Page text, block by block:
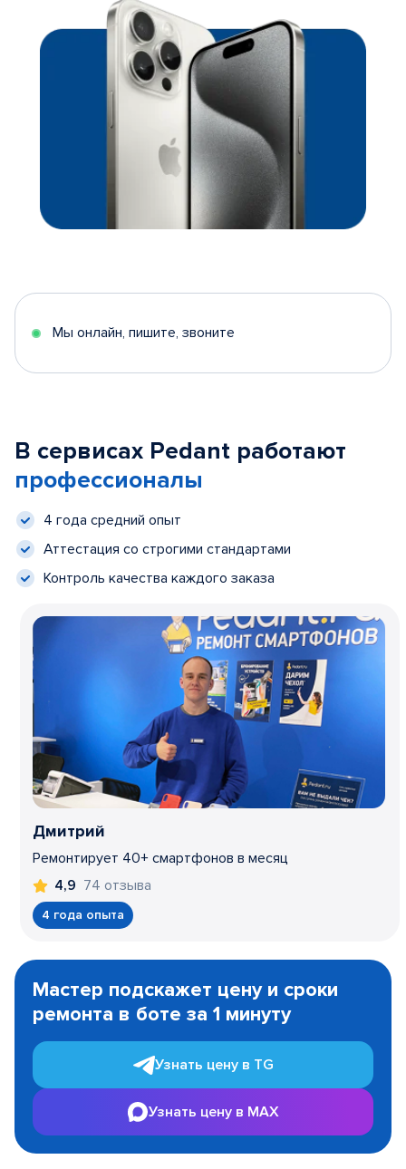
Мы онлайн, пишите, звоните
В сервисах Pedant работают
профессионалы
4 года средний опыт
Аттестация со строгими стандартами
Контроль качества каждого заказа
Дмитрий
Ремонтирует 40+ смартфонов в месяц
4,9 74 отзыва
4 года опыта
1
Мастер подскажет цену и сроки
ремонта в боте за 1 минуту
Узнать цену в TG
Узнать цену в MAX